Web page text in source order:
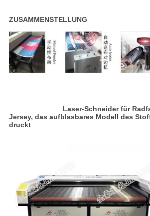
ZUSAMMENSTELLUNG
Laser-Schneider für
Jersey, das aufblasbares Modell des
druckt